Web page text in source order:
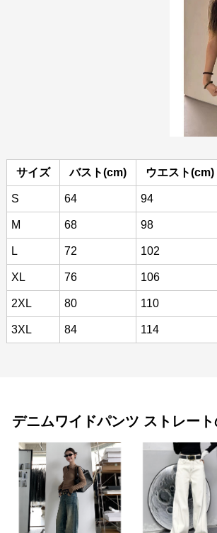
サイズ バスト(cm) ウエスト(cm)
S 64 94
M 68 98
L 72 102
XL 76 106
2XL 80 110
3XL 84 114
デニムワイドパンツ ストレート